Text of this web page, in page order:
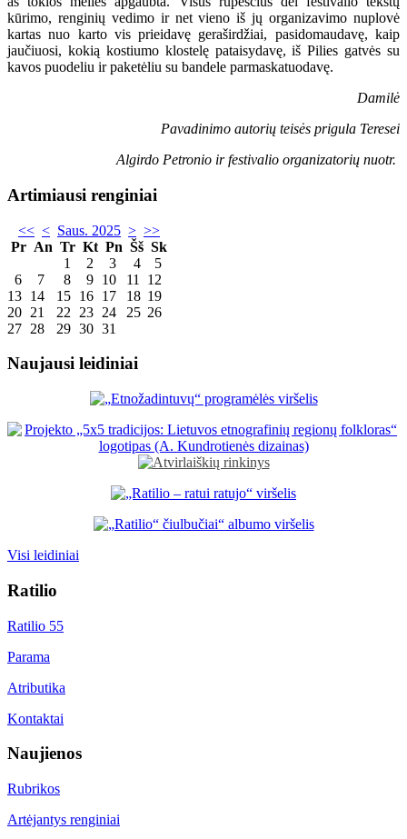
kūrimo, renginių vedimo ir net vieno iš jų organizavimo nuplovė
kartas nuo karto vis prieidavę geraširdžiai, pasidomaudavę, kaip
jaučiuosi, kokią kostiumo klostelę pataisydavę, iš Pilies gatvės su
kavos puodeliu ir paketėliu su bandele parmaskatuodavę.
Damilė
Pavadinimo autorių teisės prigula Teresei
Algirdo Petronio ir festivalio organizatorių nuotr.
Artimiausi renginiai
<< < Saus. 2025 > >>
Pr An Tr Kt Pn Šš Sk
1
2 3 4
5
6
7 8 9 10 11
12
13 14 15 16 17 18 19
20 21 22 23 24 25 26
27 28 29 30 31
Naujausi leidiniai
Visi leidiniai
Ratilio
Ratilio 55
Parama
Atributika
Kontaktai
Naujienos
Rubrikos
Artėjantys renginiai